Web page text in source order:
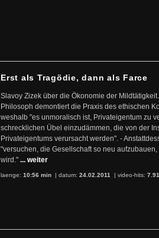
Erst als Tragödie, dann als Farce
Slavoy Zizek über die Ökonomie der
Philosoph demontiert die Praxis des ethischen
weshalb "es unmoralisch ist, Privateigentum zu
schrecklichen Übel einzudämmen, die von der
Privateigentums verursacht werden". -
"versuchen, die Gesellschaft so neu
wird." ... weiter
laenge: 10:56 min | datum: 24.02.2011 | video-hits: